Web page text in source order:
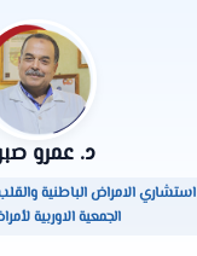
د. عمرو
استشاري الامراض الباطنية
الجمعية الاوربية